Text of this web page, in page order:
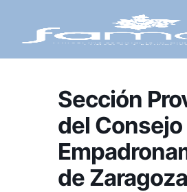
Sección
del
de Zaragoza